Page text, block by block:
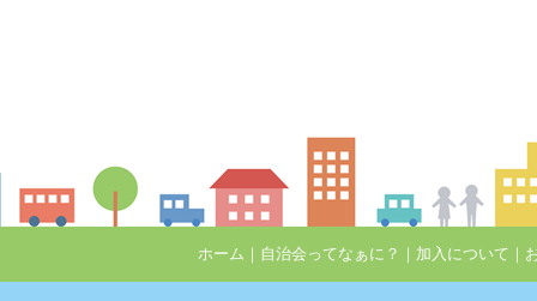
ホーム ｜ 自治会ってなぁに？ ｜ 加入について ｜